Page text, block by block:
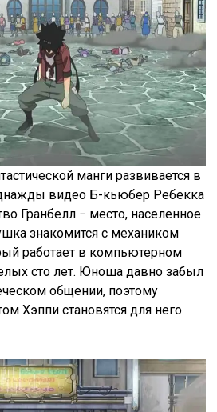
манги развивается в
видео Б-кьюбер Ребекка
Гранбелл − место, населенное
знакомится с механиком
работает в компьютерном
сто лет. Юноша давно забыл
общении, поэтому
Хэппи становятся для него